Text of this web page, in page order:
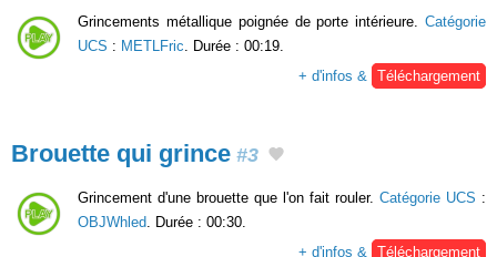
Grincements métallique poignée de porte intérieure. Catégorie
UCS : METLFric . Durée : 00:19.
+ d'infos &
Téléchargement
Brouette qui grince #3
Grincement d'une brouette que l'on fait rouler. Catégorie UCS :
OBJWhled. Durée : 00:30.
+ d'infos & Téléchargement